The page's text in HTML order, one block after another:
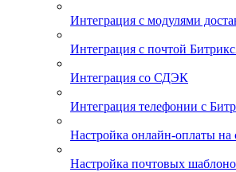
Интеграция с модулями
Интеграция с почтой
Интеграция со СДЭК
Интеграция телефонии с
Настройка онлайн-оплаты на
Настройка почтовых